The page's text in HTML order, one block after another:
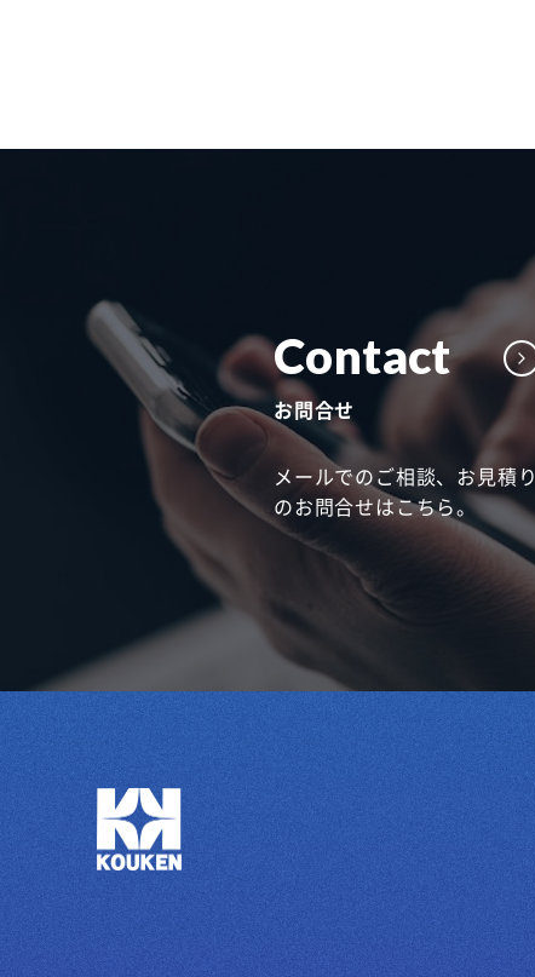
Contact
お問合せ
メールでのご相談、お見積り
のお問合せはこちら。